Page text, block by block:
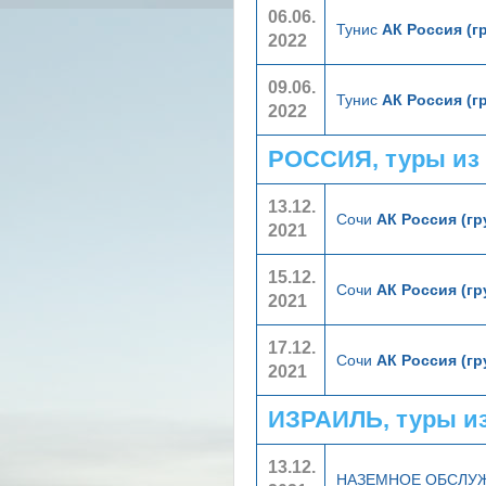
06.06.
2022
Тунис АК Россия
09.06.
2022
Тунис АК Россия
РОССИЯ, туры
13.12.
2021
Сочи АК Россия
15.12.
2021
Сочи АК Россия
17.12.
2021
Сочи АК Россия
ИЗРАИЛЬ, туры
13.12.
НАЗЕМНОЕ